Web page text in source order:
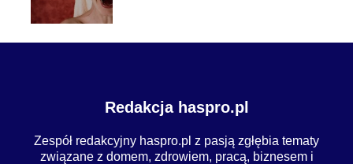
Redakcja haspro.pl
Zespół redakcyjny haspro.pl z pasją zgłębia tematy
związane z domem, zdrowiem, pracą, biznesem i